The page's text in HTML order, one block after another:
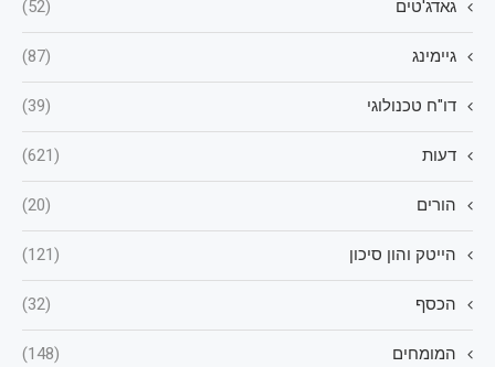
גאדג'טים (52)
גיימינג (87)
דו"ח טכנולוגי (39)
דעות (621)
הורים (20)
הייטק והון סיכון (121)
הכסף (32)
המומחים (148)